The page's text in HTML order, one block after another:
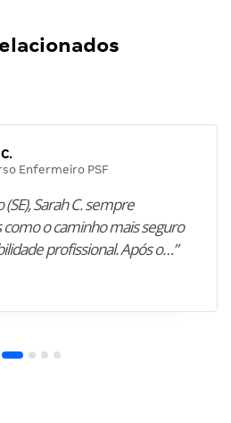
Enfermeiro PSF
Sarah C. sempre
o caminho mais seguro
profissional. Após o…”